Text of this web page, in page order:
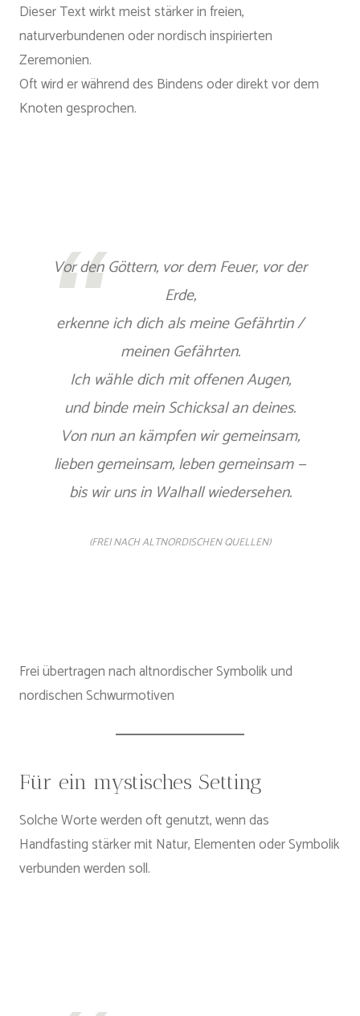
Dieser Text wirkt meist stärker in freien,
naturverbundenen oder nordisch inspirierten
Zeremonien.
Oft wird er während des Bindens oder direkt vor dem
Knoten gesprochen.
Vor den Göttern, vor dem Feuer, vor der
Erde,
erkenne ich dich als meine Gefährtin /
meinen Gefährten.
Ich wähle dich mit offenen Augen,
und binde mein Schicksal an deines.
Von nun an kämpfen wir gemeinsam,
lieben gemeinsam, leben gemeinsam —
bis wir uns in Walhall wiedersehen.
(FREI NACH ALTNORDISCHEN QUELLEN)
Frei übertragen nach altnordischer Symbolik und
nordischen Schwurmotiven
Für ein mystisches Setting
Solche Worte werden oft genutzt, wenn das
Handfasting stärker mit Natur, Elementen oder Symbolik
verbunden werden soll.